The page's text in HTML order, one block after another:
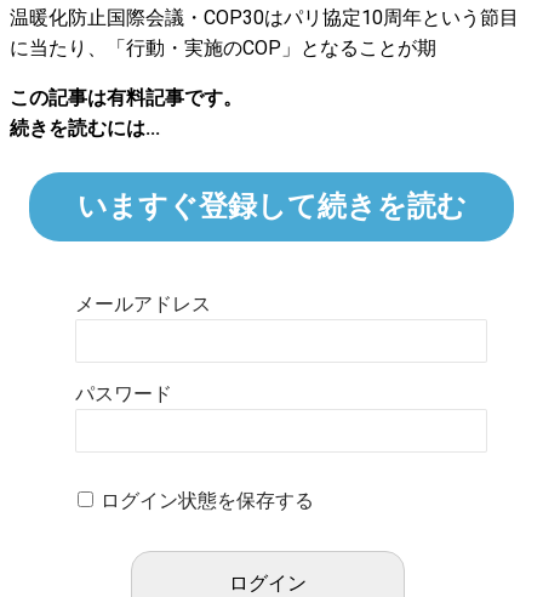
温暖化防止国際会議・COP30はパリ協定10周年という節目
に当たり、「行動・実施のCOP」となることが期
この記事は有料記事です。
続きを読むには...
いますぐ登録して続きを読む
メールアドレス
パスワード
ログイン状態を保存する